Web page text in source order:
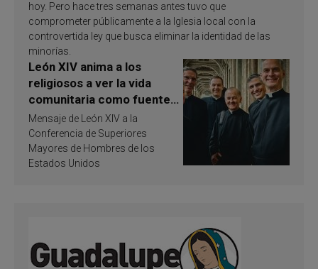
hoy. Pero hace tres semanas antes tuvo que
comprometer públicamente a la Iglesia local con la
controvertida ley que busca eliminar la identidad de las
minorías.
León XIV anima a los
religiosos a ver la vida
comunitaria como fuente
de inspiración y
santificación
Mensaje de León XIV a la
Conferencia de Superiores
Mayores de Hombres de los
Estados Unidos